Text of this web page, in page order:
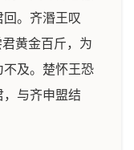
。齐湣王叹
黄金百斤，为
及。楚怀王恐
与齐申盟结